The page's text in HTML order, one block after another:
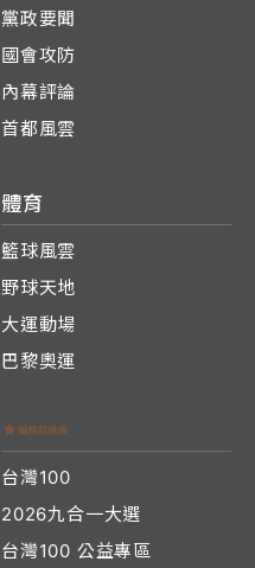
黨政要聞
國會攻防
內幕評論
首都風雲
體育
籃球風雲
野球天地
大運動場
巴黎奧運
台灣100
2026九合一大選
台灣100 公益專區